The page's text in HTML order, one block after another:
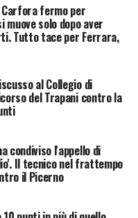
fermo per
solo dopo aver
Tutto tace per Ferrara,
al Collegio di
del Trapani contro la
condiviso l'appello di
Il tecnico nel frattempo
il Picerno